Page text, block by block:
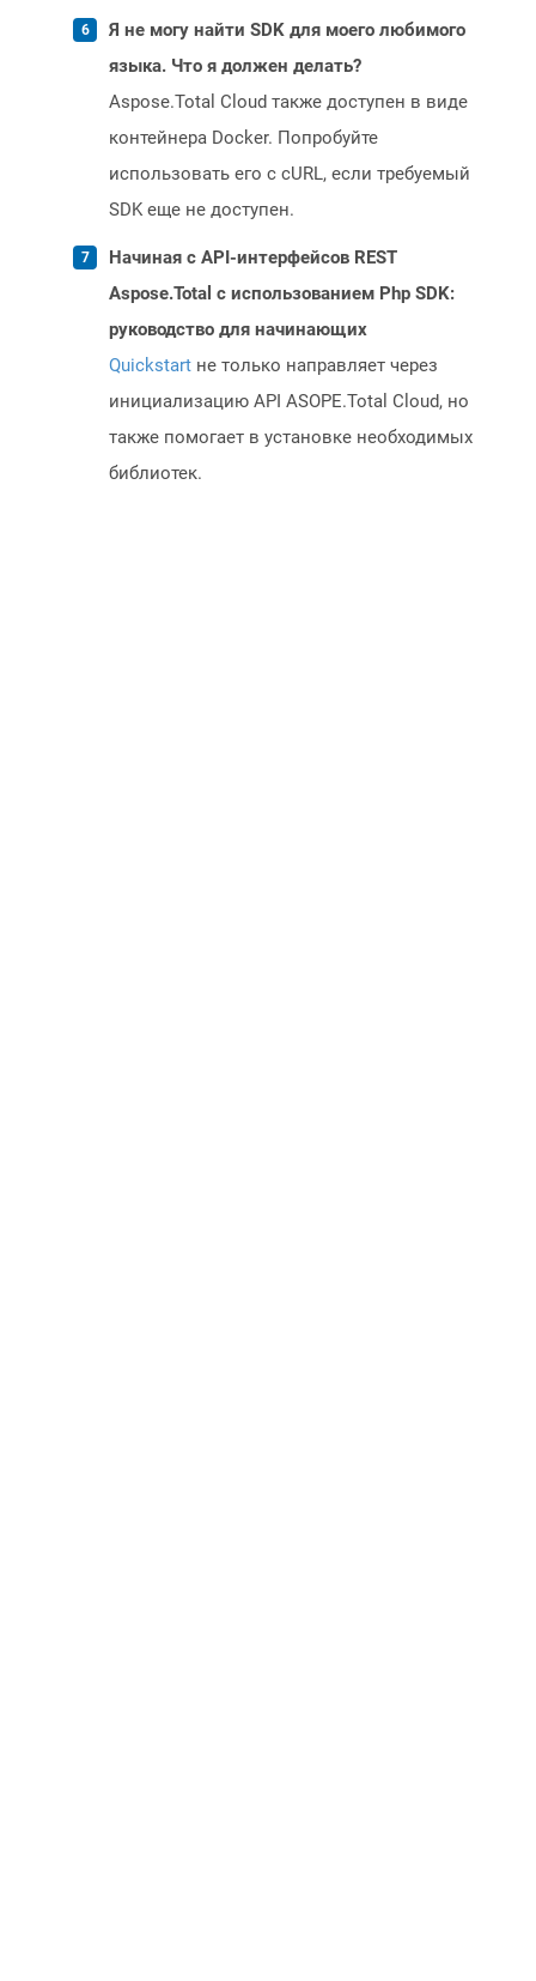
Я не могу найти SDK для моего любимого
языка. Что я должен делать?
Aspose.Total Cloud также доступен в виде
контейнера Docker. Попробуйте
использовать его с cURL, если требуемый
SDK еще не доступен.
Начиная с API-интерфейсов REST
Aspose.Total с использованием Php SDK:
руководство для начинающих
Quickstart не только направляет через
инициализацию API ASOPE.Total Cloud, но
также помогает в установке необходимых
библиотек.